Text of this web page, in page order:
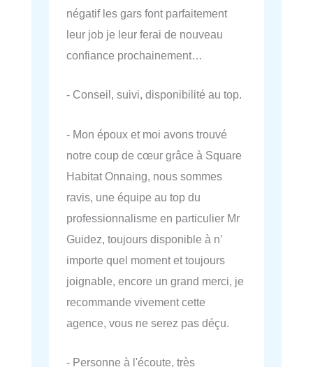
négatif les gars font parfaitement
leur job je leur ferai de nouveau
confiance prochainement…
- Conseil, suivi, disponibilité au top.
- Mon époux et moi avons trouvé
notre coup de cœur grâce à Square
Habitat Onnaing, nous sommes
ravis, une équipe au top du
professionnalisme en particulier Mr
Guidez, toujours disponible à n’
importe quel moment et toujours
joignable, encore un grand merci, je
recommande vivement cette
agence, vous ne serez pas déçu.
- Personne à l'écoute, très